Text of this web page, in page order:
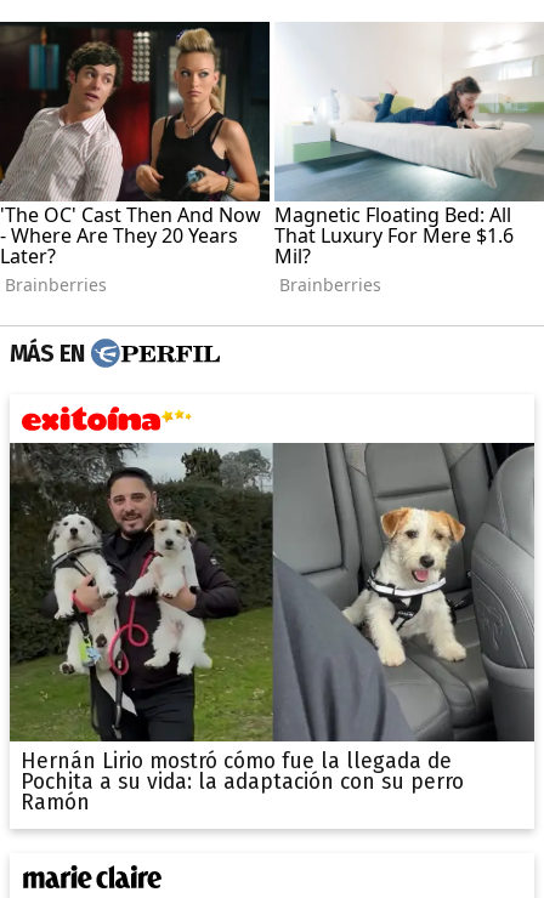
MÁS EN
Hernán Lirio mostró cómo fue la llegada de
Pochita a su vida: la adaptación con su perro
Ramón